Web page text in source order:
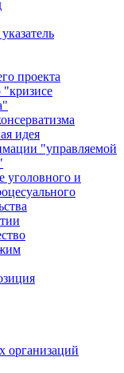
проекта
"кризисе
идея
"управляемой
уголовного и
организаций